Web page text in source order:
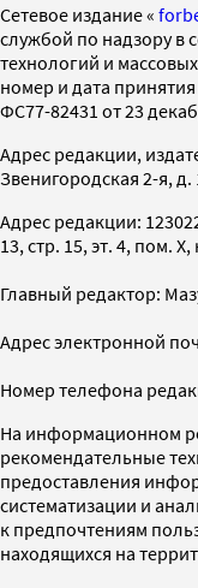
Cетевое издание «
службой по надзору в
технологий и
номер и дата
ФС77-82431 от 23
Адрес редакции,
Звенигородская 2-я, д.
Адрес редакции:
13, стр. 15, эт. 4, пом. X,
Главный редактор:
Адрес электронной
Номер телефона
На информационном
рекомендательные
предоставления
систематизации и
к предпочтениям
находящихся на